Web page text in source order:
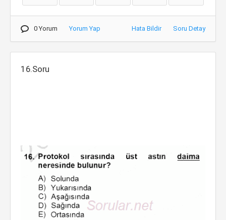
0 Yorum Yorum Yap Hata Bildir Soru Detay
16.Soru